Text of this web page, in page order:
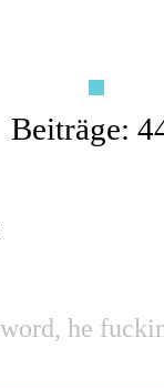
Beiträge:
he